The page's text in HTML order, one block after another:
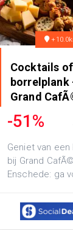
Cocktails
borrelplank
Grand
-51%
Geniet van
bij Grand
Enschede: ga